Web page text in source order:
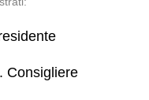
Consigliere